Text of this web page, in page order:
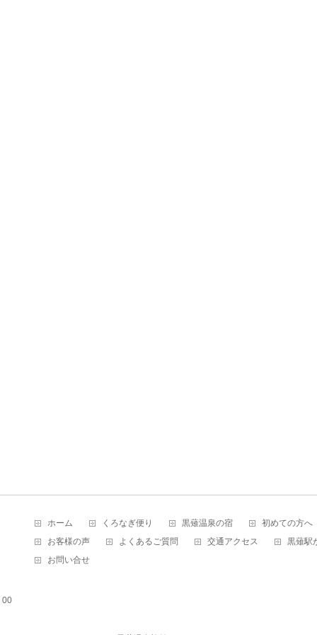
00
ホーム くろなぎ便り 黒薙温泉の宿 初めての方へ
お客様の声
よくあるご質問 交通アクセス 黒薙駅
お問い合せ